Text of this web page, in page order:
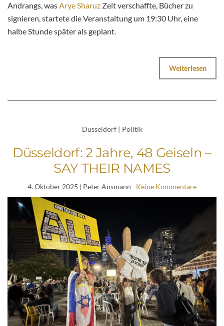
Andrangs, wasArye Sharuz Zeit verschaffte, Bücher zu
signieren, startete die Veranstaltung um 19:30 Uhr, eine
halbe Stunde später als geplant.
Weiterlesen
Düsseldorf | Politik
Düsseldorf: 2 Jahre, 48 Geiseln –
SAY THEIR NAMES
4. Oktober 2025 | Peter Ansmann Keine Kommentare